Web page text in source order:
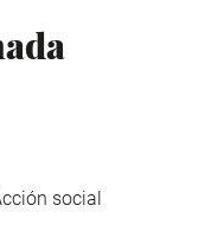
social